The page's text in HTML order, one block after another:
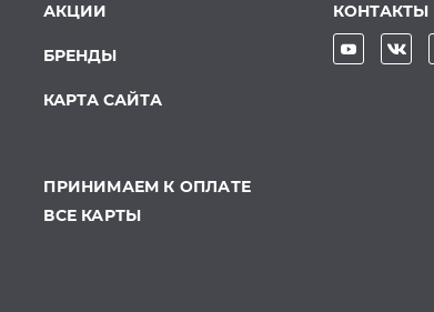
АКЦИИ
БРЕНДЫ
КАРТА САЙТА
ПРИНИМАЕМ К ОПЛАТЕ
ВСЕ КАРТЫ
КОНТАКТЫ